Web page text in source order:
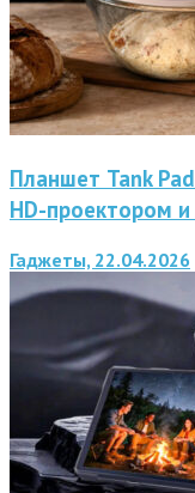
Планшет Tank
HD-проектором
Гаджеты, 22.04.2026